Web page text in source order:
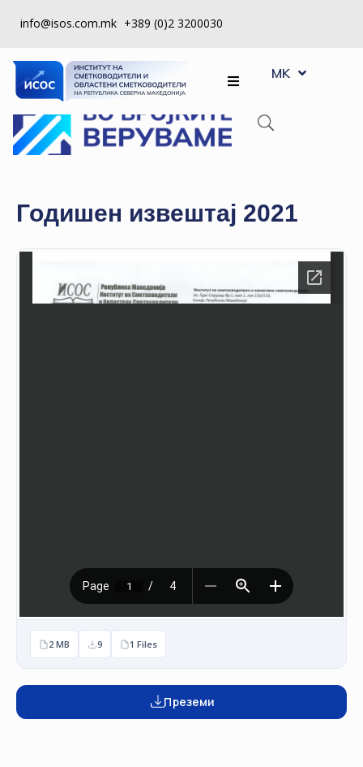
info@isos.com.mk +389 (0)2 3200030
ЗА
НАС
РЕГИСТРИ
НА
MK
SQ
Годишен извештај 2021
2 MB 9 1 Files
Преземи